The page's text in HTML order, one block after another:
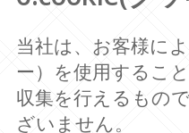
当社は、お客様に
ー）を使用するこ
収集を行えるもの
ざいません。